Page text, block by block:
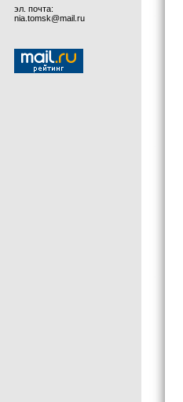
эл. почта:
nia.tomsk@mail.ru